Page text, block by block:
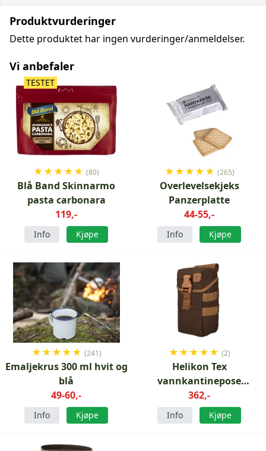
Produktvurderinger
Dette produktet har ingen vurderinger/anmeldelser.
Vi anbefaler
★★★★★ (80)
Blå Band Skinnarmo
pasta carbonara
119,-
TESTET
Info Kjøpe
★★★★★ (265)
Overlevelsekjeks
Panzerplatte
44-55,-
Info Kjøpe
★★★★★ (241)
Emaljekrus 300 ml hvit og
blå
49-60,-
Info Kjøpe
★★★★★ (2)
Helikon Tex
vannkantinepose
Jordbrun leire
362,-
Info Kjøpe